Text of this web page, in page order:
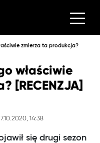
zmierza ta produkcja?
właściwie
[RECENZJA]
14:38
się drugi sezon